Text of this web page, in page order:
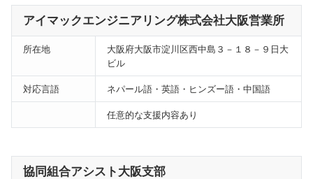
アイマックエンジニアリング株式会社大阪営業所
所在地
大阪府大阪市淀川区西中島３－１８－９日大
ビル
対応言語 ネパール語・英語・ヒンズー語・中国語
任意的な支援内容あり
協同組合アシスト大阪支部